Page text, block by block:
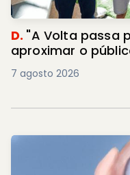
D. "A Volta passa
aproximar o
7 agosto 2026